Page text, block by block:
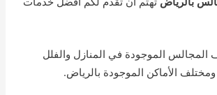
الموجودة في المنازل والفلل
الأماكن الموجودة بالرياض.